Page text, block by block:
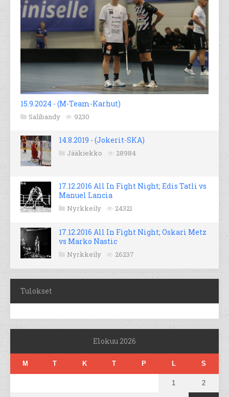
15.9.2024 - (M-Team-Karhut)
Salibandy 9230
14.8.2019 - (Jokerit-SKA)
Jääkiekko 28984
17.12.2016 All In Fight Night; Edis Tatli vs
Manuel Lancia
Nyrkkeily 24321
17.12.2016 All In Fight Night; Oskari Metz
vs Marko Nastic
Nyrkkeily 26237
Tulokset
Elokuu 2026
M T K T P L S
1 2